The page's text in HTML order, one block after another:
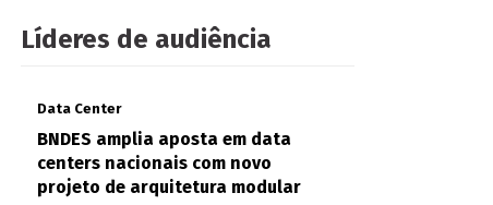
Líderes de audiência
Data Center
BNDES amplia aposta em data
centers nacionais com novo
projeto de arquitetura modular